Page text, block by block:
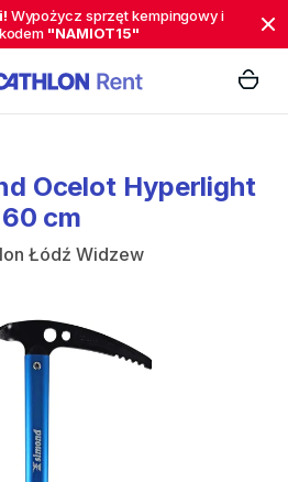
Wypożycz sprzęt kempingowy i
"NAMIOT15"
Ocelot Hyperlight
60 cm
Łódź Widzew